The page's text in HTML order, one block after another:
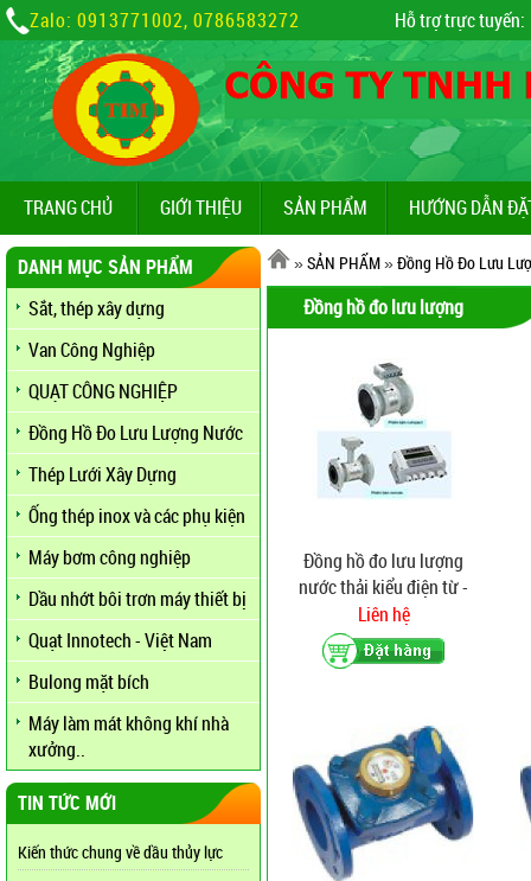
Zalo: 0913771002, 0786583272 Hỗ trợ trực tuyến:
TRANG CHỦ GIỚI THIỆU SẢN PHẨM HƯỚNG DẪN
DANH MỤC SẢN PHẨM
Sắt, thép xây dựng
Van Công Nghiệp
QUẠT CÔNG NGHIỆP
Đồng Hồ Đo Lưu Lượng Nước
Thép Lưới Xây Dựng
Ống thép inox và các phụ kiện
Máy bơm công nghiệp
Dầu nhớt bôi trơn máy thiết bị
Quạt Innotech - Việt Nam
Bulong mặt bích
Máy làm mát không khí nhà
xưởng..
TIN TỨC MỚI
Kiến thức chung về dầu thủy lực
»SẢN PHẨM»Đồng Hồ Đo Lưu
Đồng hồ đo lưu lượng
Đồng hồ đo lưu lượng
nước thải kiểu điện từ -
Flomag
Liên hệ